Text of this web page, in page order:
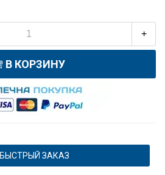
+
В КОРЗИНУ
БЫСТРЫЙ ЗАКАЗ